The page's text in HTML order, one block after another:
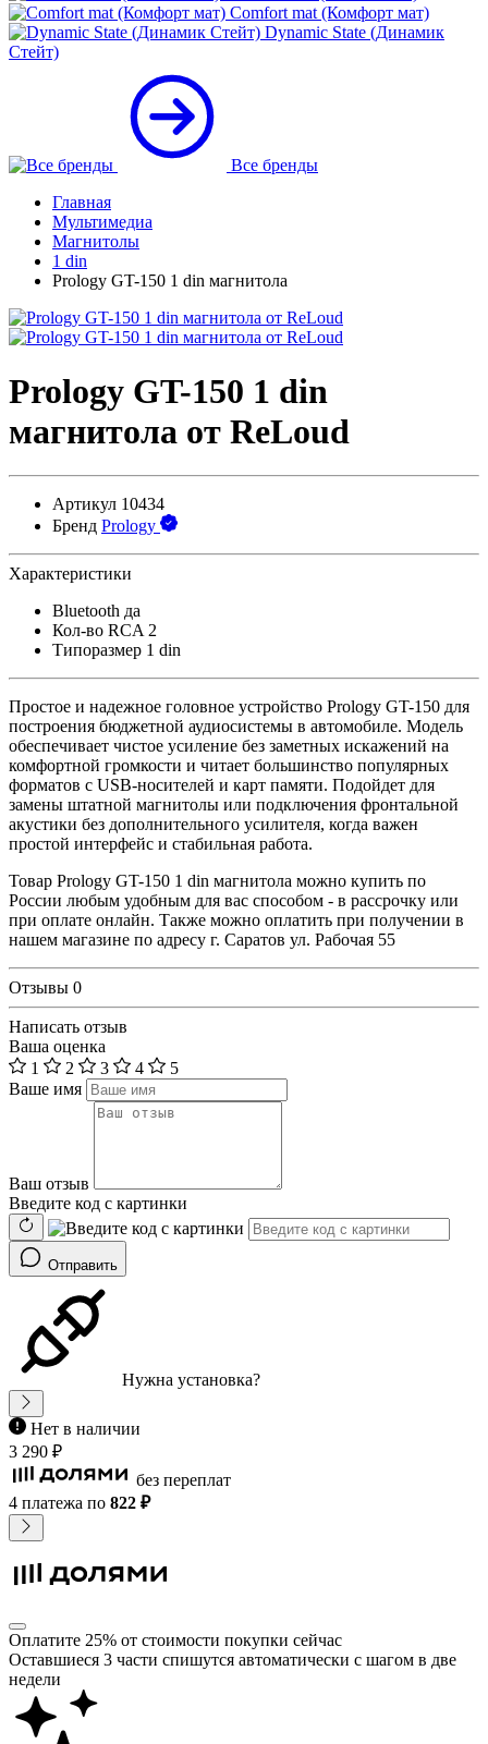
Comfort mat (Комфорт мат)
Dynamic State (Динамик
Стейт)
Все бренды
Главная
Мультимедиа
Магнитолы
1 din
Prology GT-150 1 din магнитола
Prology GT-150 1 din
магнитола от ReLoud
Артикул 10434
Бренд Prology
Характеристики
Bluetooth да
Кол-во RCA 2
Типоразмер 1 din
Простое и надежное головное устройство Prology GT-150 для
построения бюджетной аудиосистемы в автомобиле. Модель
обеспечивает чистое усиление без заметных искажений на
комфортной громкости и читает большинство популярных
форматов с USB-носителей и карт памяти. Подойдет для
замены штатной магнитолы или подключения фронтальной
акустики без дополнительного усилителя, когда важен
простой интерфейс и стабильная работа.
Товар Prology GT-150 1 din магнитола можно купить по
России любым удобным для вас способом - в рассрочку или
при оплате онлайн. Также можно оплатить при получении в
нашем магазине по адресу г. Саратов ул. Рабочая 55
Отзывы 0
Написать отзыв
Ваша оценка
1
2 3 4
5
Ваше имя
Ваш отзыв
Введите код с картинки
Отправить
Нужна установка?
Нет в наличии
3 290 ₽
без переплат
4 платежа по 822 ₽
Оплатите 25% от стоимости покупки сейчас
Оставшиеся 3 части спишутся автоматически с шагом в две
недели